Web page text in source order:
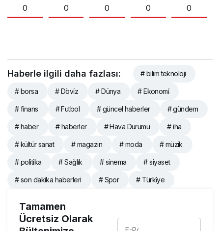
0 0 0 0 0
Haberle ilgili daha fazlası: # bilim teknoloji
# borsa # Dövi̇z # Dünya # Ekonomi̇
# finans # Futbol # güncel haberler # gündem
# haber # haberler # Hava Durumu # iha
# kültür sanat # magazin # moda # müzik
# politika # Sağlık # sinema # siyaset
# son dakika haberleri # Spor # Türki̇ye
Tamamen
Ücretsiz Olarak